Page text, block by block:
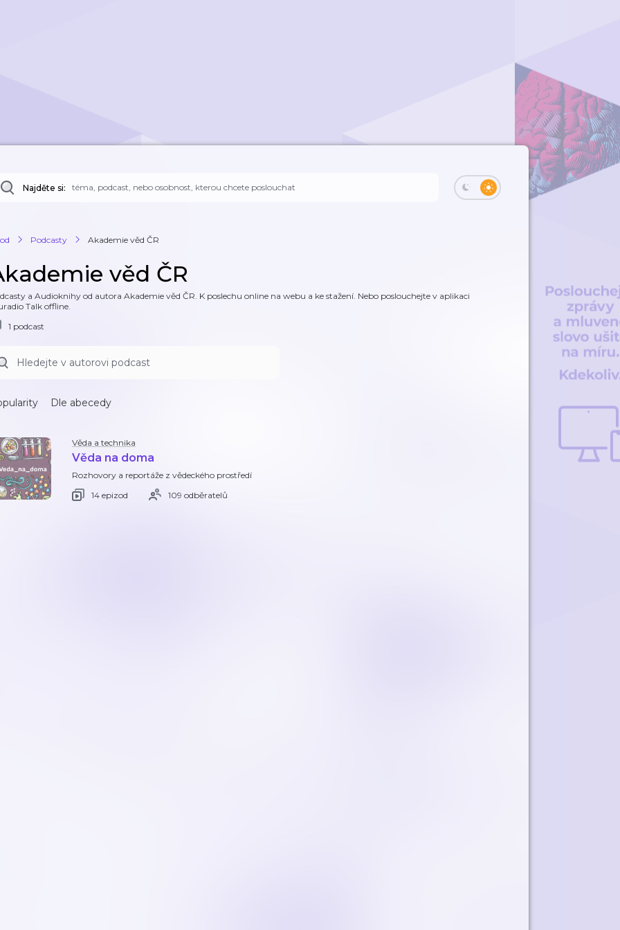
Najděte si:
Podcasty Akademie věd ČR
věd ČR
a Audioknihy od autora Akademie věd ČR. K poslechu online na webu a ke stažení. Nebo poslouchejte v aplikaci
Talk offline.
1 podcast
Dle abecedy
Věda a technika
Věda na doma
Rozhovory a reportáže z vědeckého prostředí
14 epizod
109 odběratelů